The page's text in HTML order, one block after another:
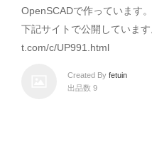
OpenSCADで作っています
下記サイトで公開していま
t.com/c/UP991.html
Created By fetuin
出品数 9